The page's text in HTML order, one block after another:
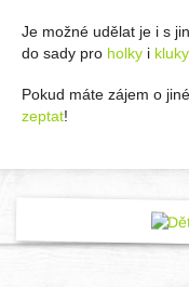
Je možné udělat je i s
do sady pro holky i kluky.
Pokud máte zájem o
zeptat!